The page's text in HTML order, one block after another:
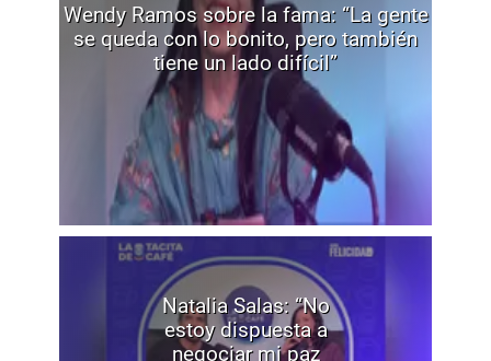
Wendy Ramos sobre la fama: “La gente
se queda con lo bonito, pero también
tiene un lado difícil”
Natalia Salas: “No
estoy dispuesta a
negociar mi paz